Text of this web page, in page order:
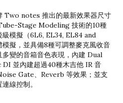
Two notes 推出的最新效果器尺寸
Stage Modeling 技術的10種
模擬（6L6, EL34, EL84 and
擬，並具備8種可調整麥克風收音
變的音箱音色表現，內建 Dual
並內建超過40種木吉他 IR 音
Gate、Reverb 等效果；並支
線控制。